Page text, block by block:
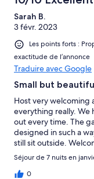
Sarah B.
3 févr. 2023
Les points forts :
exactitude de l’annonce
Traduire avec Google
Small but
Host very welcoming
everything really. We
out every time. The
designed in such a
still sit outside.
worry about
landing.
Séjour de 7 nuits en
0